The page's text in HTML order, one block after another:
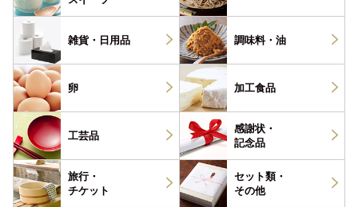
雑貨・ 日用品 調味料・ 油
卵 加工食品
工芸品
感謝状・
記念品
旅行・
チケット
セット類・
その他